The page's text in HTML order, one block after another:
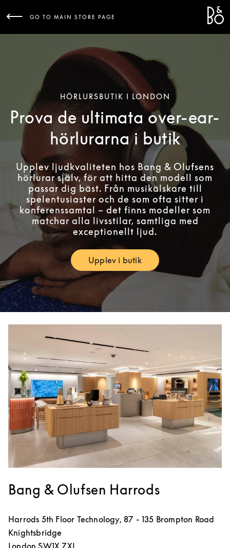
GO TO MAIN STORE PAGE
HÖRLURSBUTIK I LONDON
Prova de ultimata over-ear-
hörlurarna i butik
Upplev ljudkvaliteten hos Bang & Olufsens
hörlurar själv, för att hitta den modell som
passar dig bäst. Från musikälskare till
spelentusiaster och de som ofta sitter i
konferenssamtal – det finns modeller som
matchar alla livsstilar, samtliga med
exceptionellt ljud.
Upplev i butikLink Opens in New Tab
Bang & Olufsen Harrods
Harrods 5th Floor Technology, 87 - 135 Brompton Road
Knightsbridge
London SW1X 7XL